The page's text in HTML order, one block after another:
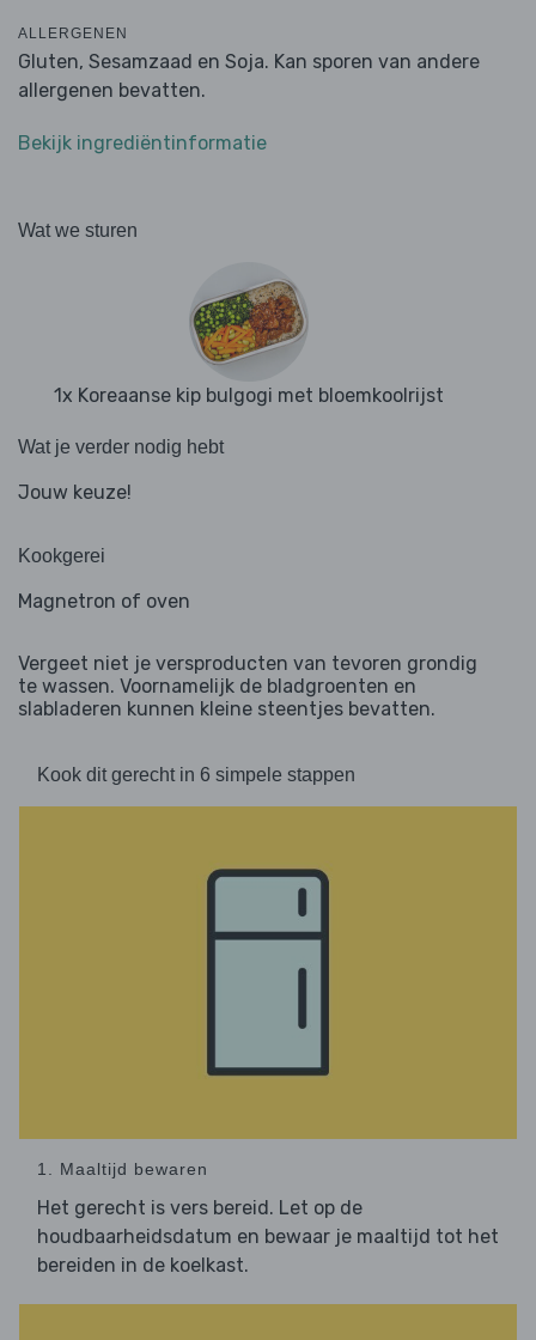
ALLERGENEN
Gluten, Sesamzaad en Soja. Kan sporen van andere
allergenen bevatten.
Bekijk ingrediëntinformatie
Wat we sturen
1x Koreaanse kip bulgogi met bloemkoolrijst
Wat je verder nodig hebt
Jouw keuze!
Kookgerei
Magnetron of oven
Vergeet niet je versproducten van tevoren grondig
te wassen. Voornamelijk de bladgroenten en
slabladeren kunnen kleine steentjes bevatten.
Kook dit gerecht in 6 simpele stappen
1. Maaltijd bewaren
Het gerecht is vers bereid. Let op de
houdbaarheidsdatum en bewaar je maaltijd tot het
bereiden in de koelkast.